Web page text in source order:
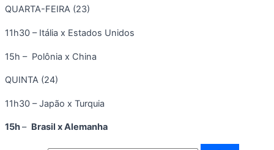
QUARTA-FEIRA (23)
11h30 – Itália x Estados Unidos
15h – Polônia x China
QUINTA (24)
11h30 – Japão x Turquia
15h– Brasil x Alemanha